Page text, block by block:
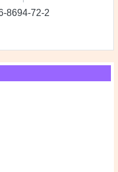
8694-72-2